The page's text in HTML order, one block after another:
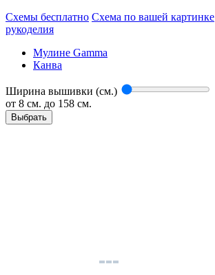
Схемы бесплатно Схема по вашей картинке
рукоделия
Мулине Gamma
Канва
Ширина вышивки (см.)
от 8 см. до 158 см.
Выбрать